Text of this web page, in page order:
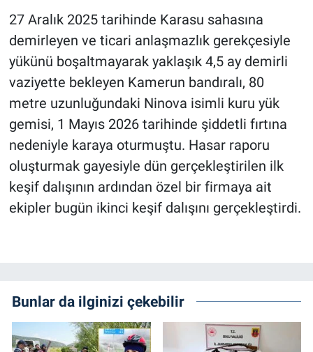
27 Aralık 2025 tarihinde Karasu sahasına
demirleyen ve ticari anlaşmazlık gerekçesiyle
yükünü boşaltmayarak yaklaşık 4,5 ay demirli
vaziyette bekleyen Kamerun bandıralı, 80
metre uzunluğundaki Ninova isimli kuru yük
gemisi, 1 Mayıs 2026 tarihinde şiddetli fırtına
nedeniyle karaya oturmuştu. Hasar raporu
oluşturmak gayesiyle dün gerçekleştirilen ilk
keşif dalışının ardından özel bir firmaya ait
ekipler bugün ikinci keşif dalışını gerçekleştirdi.
Bunlar da ilginizi çekebilir